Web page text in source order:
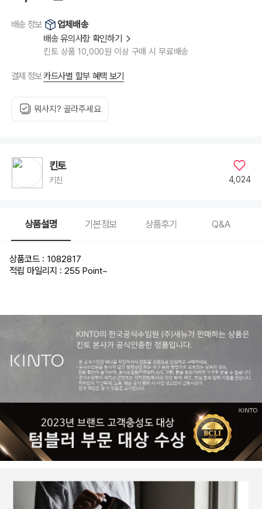
배송 정보
업체배송
배송 유의사항 확인하기
킨토 상품 10,000원 이상 구매 시 무료배송
결제 정보카드사별 할부 혜택 보기
뭐사지? 골라주세요
킨토
키친 4,024
상품설명 기본정보 상품후기 Q&A
상품코드 : 1082817
적립 마일리지 : 255 Point~